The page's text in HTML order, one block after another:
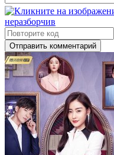
Отправить комментарий